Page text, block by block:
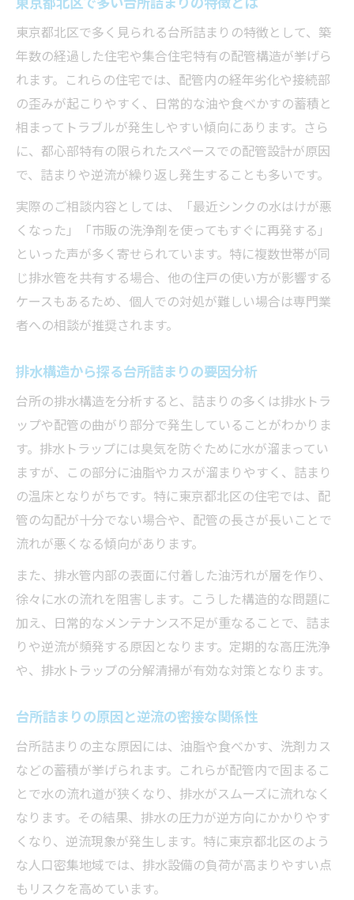
台所詰まり予防に便利なグッズの活用法
排水管の老朽化と逆流リスクの関係
台所詰まりと排水管老朽化の関連性解説
排水管劣化が台所詰まりに与える影響
老朽化サインから見極める台所詰まり予兆
逆流リスクを高める配管の問題点とは
台所詰まり解消のための定期点検の大切さ
自分でできる台所詰まりトラブル解決法
台所詰まりを自力で直す基本ステップ
ラバーカップを使った台所詰まり解消法
市販洗浄剤で台所詰まりを解消するコツ
逆流を伴う台所詰まり時の応急処置術
台所詰まりトラブルをDIYで安全に解決
東京都北区で多く見られる台所詰まりの特徴として、築
年数の経過した住宅や集合住宅特有の配管構造が挙げら
れます。これらの住宅では、配管内の経年劣化や接続部
の歪みが起こりやすく、日常的な油や食べかすの蓄積と
相まってトラブルが発生しやすい傾向にあります。さら
に、都心部特有の限られたスペースでの配管設計が原因
で、詰まりや逆流が繰り返し発生することも多いです。
実際のご相談内容としては、「最近シンクの水はけが悪
くなった」「市販の洗浄剤を使ってもすぐに再発する」
といった声が多く寄せられています。特に複数世帯が同
じ排水管を共有する場合、他の住戸の使い方が影響する
ケースもあるため、個人での対処が難しい場合は専門業
者への相談が推奨されます。
排水構造から探る台所詰まりの要因分析
台所の排水構造を分析すると、詰まりの多くは排水トラ
ップや配管の曲がり部分で発生していることがわかりま
す。排水トラップには臭気を防ぐために水が溜まってい
ますが、この部分に油脂やカスが溜まりやすく、詰まり
の温床となりがちです。特に東京都北区の住宅では、配
管の勾配が十分でない場合や、配管の長さが長いことで
流れが悪くなる傾向があります。
また、排水管内部の表面に付着した油汚れが層を作り、
徐々に水の流れを阻害します。こうした構造的な問題に
加え、日常的なメンテナンス不足が重なることで、詰ま
りや逆流が頻発する原因となります。定期的な高圧洗浄
や、排水トラップの分解清掃が有効な対策となります。
台所詰まりの原因と逆流の密接な関係性
台所詰まりの主な原因には、油脂や食べかす、洗剤カス
などの蓄積が挙げられます。これらが配管内で固まるこ
とで水の流れ道が狭くなり、排水がスムーズに流れなく
なります。その結果、排水の圧力が逆方向にかかりやす
くなり、逆流現象が発生します。特に東京都北区のよう
な人口密集地域では、排水設備の負荷が高まりやすい点
もリスクを高めています。